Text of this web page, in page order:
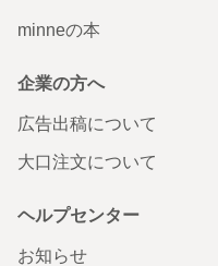
minneの本
企業の方へ
広告出稿について
大口注文について
ヘルプセンター
お知らせ